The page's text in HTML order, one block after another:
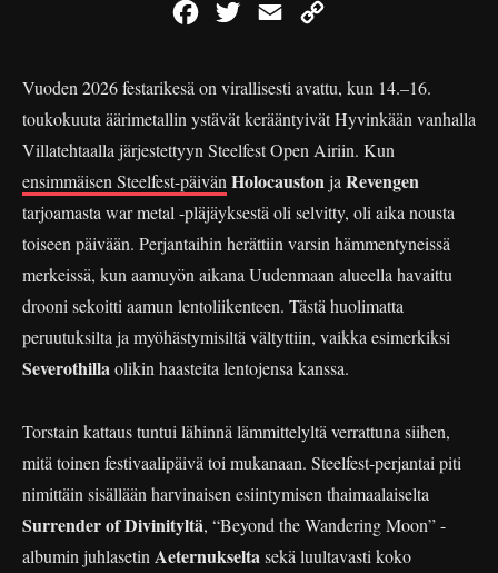
FacebookTwitterEmail
Vuoden 2026 festarikesä on virallisesti avattu, kun 14.–16.
toukokuuta äärimetallin ystävät kerääntyivät Hyvinkään vanhalla
Villatehtaalla järjestettyyn Steelfest Open Airiin. Kun
ensimmäisen Steelfest-päivän Holocaustonja Revengen
tarjoamasta war metal -pläjäyksestä oli selvitty, oli aika nousta
toiseen päivään. Perjantaihin herättiin varsin hämmentyneissä
merkeissä, kun aamuyön aikana Uudenmaan alueella havaittu
drooni sekoitti aamun lentoliikenteen. Tästä huolimatta
peruutuksilta ja myöhästymisiltä vältyttiin, vaikka esimerkiksi
Severothillaolikin haasteita lentojensa kanssa.
Torstain kattaus tuntui lähinnä lämmittelyltä verrattuna siihen,
mitä toinen festivaalipäivä toi mukanaan. Steelfest-perjantai piti
nimittäin sisällään harvinaisen esiintymisen thaimaalaiselta
Surrender of Divinityltä, “Beyond the Wandering Moon” -
albumin juhlasetin Aeternukseltasekä luultavasti koko